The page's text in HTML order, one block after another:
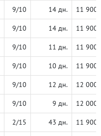
9/10 14 дн. 11 900
9/10 14 дн. 11 900
9/10 11 дн. 11 900
9/10 10 дн. 11 900
9/10 12 дн. 12 000
9/10 9 дн. 12 000
2/15 43 дн. 11 900